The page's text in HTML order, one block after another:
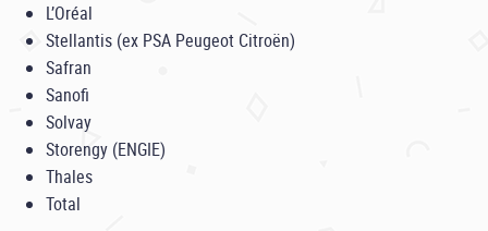
L’Oréal
Stellantis (ex PSA Peugeot Citroën)
Safran
Sanofi
Solvay
Storengy (ENGIE)
Thales
Total